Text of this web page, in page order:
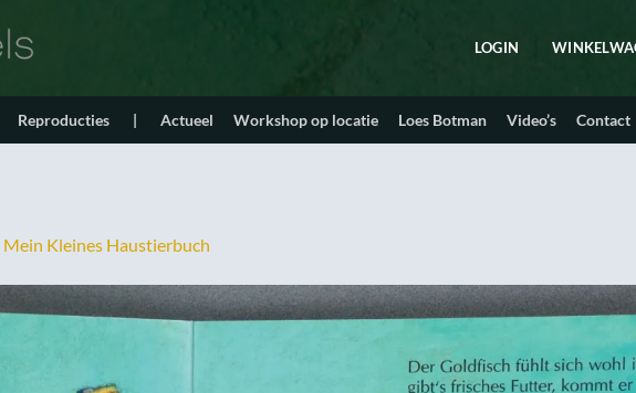
LOGIN
Reproducties | Actueel Workshop op locatie Loes Botman Video’s Contact
Mein Kleines Haustierbuch